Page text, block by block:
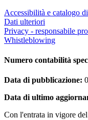
Accessibilità e catalogo
Dati ulteriori
Privacy - responsabile
Whistleblowing
Numero contabilità
Data di pubblicazione:
Data di ultimo
Con l'entrata in vigore